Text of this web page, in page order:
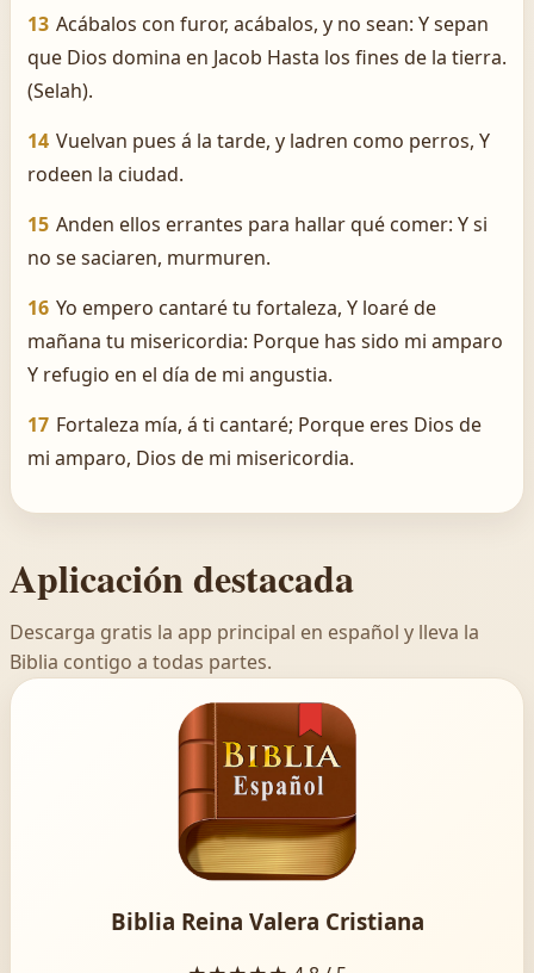
13 Acábalos con furor, acábalos, y no sean: Y sepan
que Dios domina en Jacob Hasta los fines de la tierra.
(Selah).
14 Vuelvan pues á la tarde, y ladren como perros, Y
rodeen la ciudad.
15 Anden ellos errantes para hallar qué comer: Y si
no se saciaren, murmuren.
16 Yo empero cantaré tu fortaleza, Y loaré de
mañana tu misericordia: Porque has sido mi amparo
Y refugio en el día de mi angustia.
17 Fortaleza mía, á ti cantaré; Porque eres Dios de
mi amparo, Dios de mi misericordia.
Aplicación destacada
Descarga gratis la app principal en español y lleva la
Biblia contigo a todas partes.
Biblia Reina Valera Cristiana